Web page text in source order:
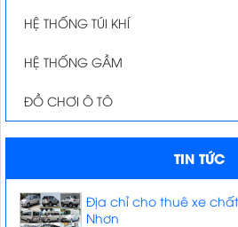
HỆ THỐNG TÚI KHÍ
HỆ THỐNG GẦM
ĐỒ CHƠI Ô TÔ
TIN TỨC
Địa chỉ cho thuê xe
Nhơn